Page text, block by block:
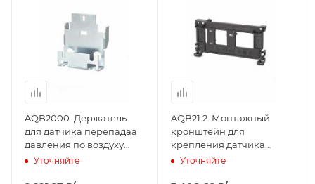
AQB2000: Держатель
для датчика перепадаа
давления по воздуху
серии qbm
Уточняйте
AQB21.2: Монтажный
кронштейн для
крепления датчика
перепадаа давления по
Уточняйте